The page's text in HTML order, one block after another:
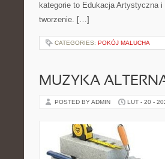
kategorie to Edukacja Artystyczna
tworzenie. […]
CATEGORIES: POKÓJ MALUCHA
MUZYKA
POSTED BY ADMIN LUT - 20 -